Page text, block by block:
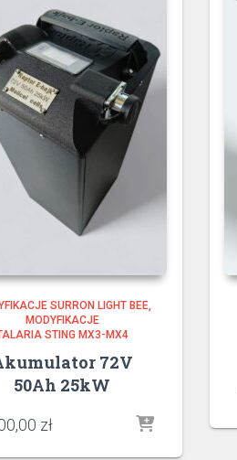
SURRON LIGHT BEE
MODYFIKACJE
STING MX3-MX4
72V
50Ah 25kW
zł